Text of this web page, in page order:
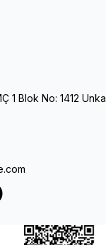
1 Blok No: 1412